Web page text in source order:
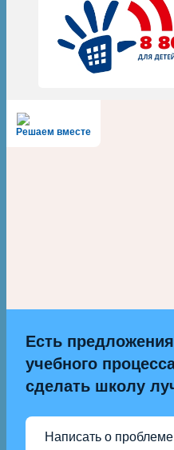
Решаем вместе
Есть
учебного
сделать школу
Написать о проблеме